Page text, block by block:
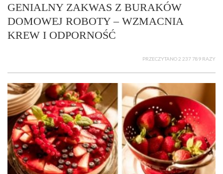
GENIALNY ZAKWAS Z BURAKÓW
DOMOWEJ ROBOTY – WZMACNIA
KREW I ODPORNOŚĆ
PRZECZYTANO 2 237 789 RAZY